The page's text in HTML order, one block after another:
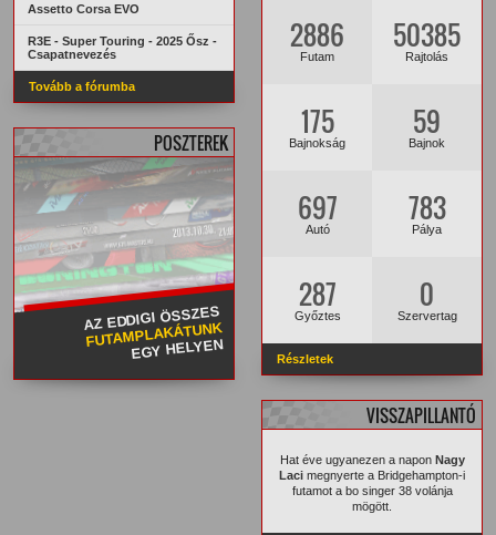
Assetto Corsa EVO
R3E - Super Touring - 2025 Ősz -
Csapatnevezés
Tovább a fórumba
POSZTEREK
AZ EDDIGI ÖSSZES
FUTAMPLAKÁTUNK
EGY HELYEN
2886
Futam
50385
Rajtolás
175
Bajnokság
59
Bajnok
697
Autó
783
Pálya
287
Győztes
0
Szervertag
Részletek
VISSZAPILLANTÓ
Hat éve ugyanezen a napon Nagy
Laci megnyerte a Bridgehampton-i
futamot a bo singer 38 volánja
mögött.